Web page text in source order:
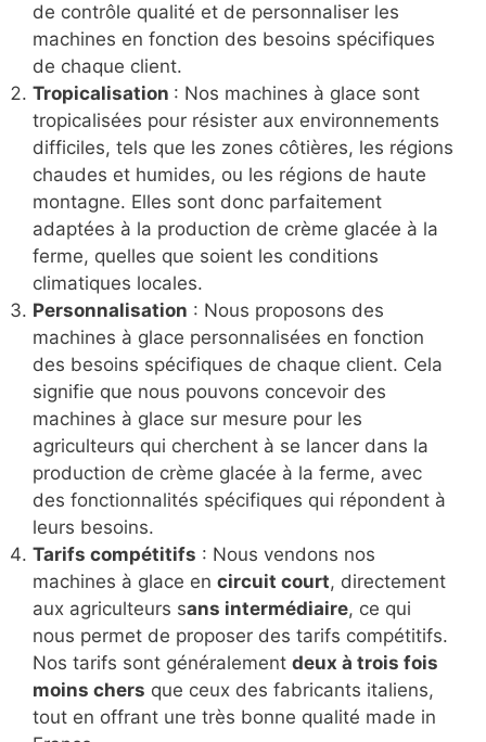
de contrôle qualité et de personnaliser les
machines en fonction des besoins spécifiques
de chaque client.
Tropicalisation : Nos machines à glace sont
tropicalisées pour résister aux environnements
difficiles, tels que les zones côtières, les régions
chaudes et humides, ou les régions de haute
montagne. Elles sont donc parfaitement
adaptées à la production de crème glacée à la
ferme, quelles que soient les conditions
climatiques locales.
Personnalisation : Nous proposons des
machines à glace personnalisées en fonction
des besoins spécifiques de chaque client. Cela
signifie que nous pouvons concevoir des
machines à glace sur mesure pour les
agriculteurs qui cherchent à se lancer dans la
production de crème glacée à la ferme, avec
des fonctionnalités spécifiques qui répondent à
leurs besoins.
Tarifs compétitifs : Nous vendons nos
machines à glace en circuit court, directement
aux agriculteurs sans intermédiaire, ce qui
nous permet de proposer des tarifs compétitifs.
Nos tarifs sont généralement deux à trois fois
moins chers que ceux des fabricants italiens,
tout en offrant une très bonne qualité made in